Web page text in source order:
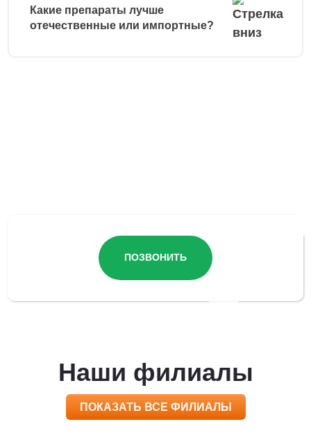
Какие препараты лучше
отечественные или импортные?
ПОЗВОНИТЬ
Наши филиалы
ПОКАЗАТЬ ВСЕ ФИЛИАЛЫ